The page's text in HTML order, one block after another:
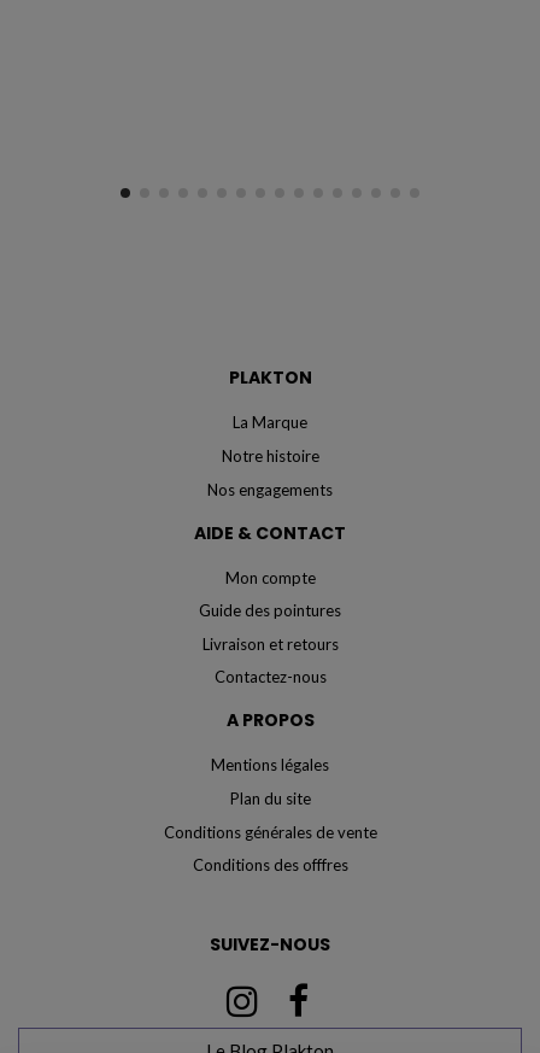
PLAKTON
La Marque
Notre histoire
Nos engagements
AIDE & CONTACT
Mon compte
Guide des pointures
Livraison et retours
Contactez-nous
A PROPOS
Mentions légales
Plan du site
Conditions générales de vente
Conditions des offfres
SUIVEZ-NOUS